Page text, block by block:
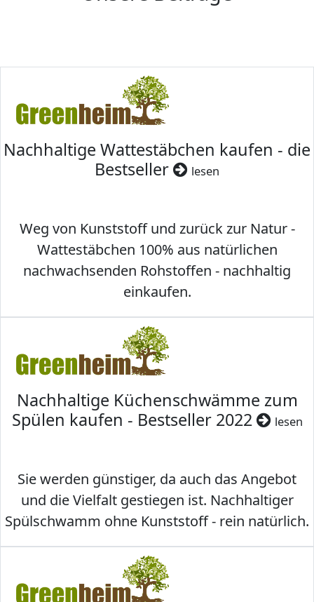
Nachhaltige Wattestäbchen kaufen - die
Bestseller
lesen
Weg von Kunststoff und zurück zur Natur -
Wattestäbchen 100% aus natürlichen
nachwachsenden Rohstoffen - nachhaltig
einkaufen.
Nachhaltige Küchenschwämme zum
Spülen kaufen - Bestseller 2022
lesen
Sie werden günstiger, da auch das Angebot
und die Vielfalt gestiegen ist. Nachhaltiger
Spülschwamm ohne Kunststoff - rein natürlich.